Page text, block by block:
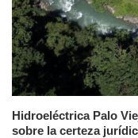
Hidroeléctrica Palo
sobre la certeza